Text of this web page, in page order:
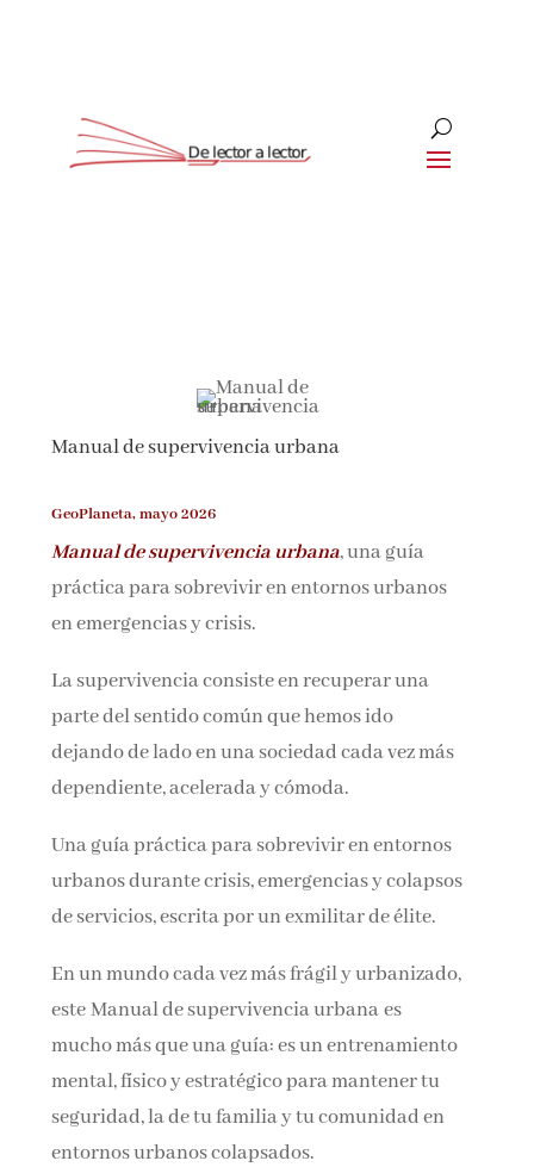
Manual de supervivencia urbana
GeoPlaneta, mayo 2026
Manual de supervivencia urbana, una guía
práctica para sobrevivir en entornos urbanos
en emergencias y crisis.
La supervivencia consiste en recuperar una
parte del sentido común que hemos ido
dejando de lado en una sociedad cada vez más
dependiente, acelerada y cómoda.
Una guía práctica para sobrevivir en entornos
urbanos durante crisis, emergencias y colapsos
de servicios, escrita por un exmilitar de élite.
En un mundo cada vez más frágil y urbanizado,
este Manual de supervivencia urbana es
mucho más que una guía: es un entrenamiento
mental, físico y estratégico para mantener tu
seguridad, la de tu familia y tu comunidad en
entornos urbanos colapsados.
Suscríbete
Únete a nuestra comunidad de amantes de la
Nombre*
términos y condiciones
de privacidad